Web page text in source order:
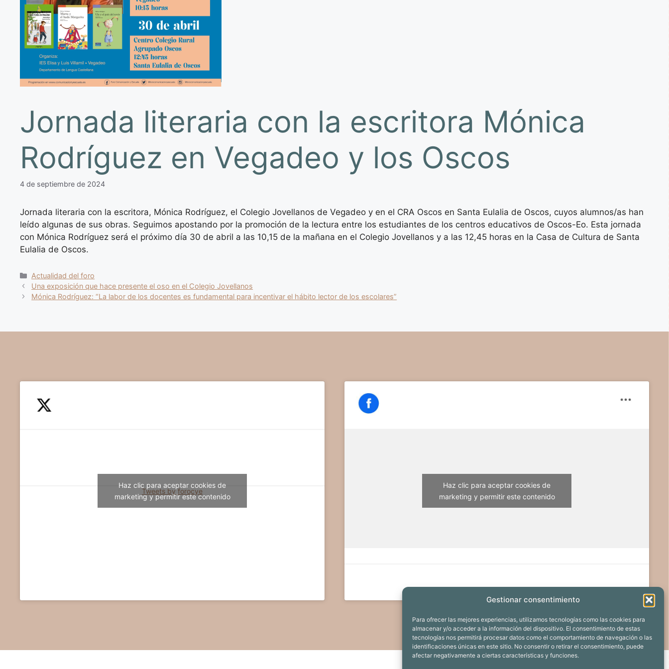
Gestionar consentimiento
Para ofrecer las mejores experiencias, utilizamos tecnologías como las cookies para
almacenar y/o acceder a la información del dispositivo. El consentimiento de estas
tecnologías nos permitirá procesar datos como el comportamiento de navegación o las
identificaciones únicas en este sitio. No consentir o retirar el consentimiento, puede
afectar negativamente a ciertas características y funciones.
Jornada literaria con la escritora Mónica
Rodríguez en Vegadeo y los Oscos
4 de septiembre de 2024
Jornada literaria con la escritora, Mónica Rodríguez, el Colegio Jovellanos de Vegadeo y en el CRA Oscos en Santa Eulalia de Oscos, cuyos alumnos/as han
leído algunas de sus obras. Seguimos apostando por la promoción de la lectura entre los estudiantes de los centros educativos de Oscos-Eo. Esta jornada
con Mónica Rodríguez será el próximo día 30 de abril a las 10,15 de la mañana en el Colegio Jovellanos y a las 12,45 horas en la Casa de Cultura de Santa
Eulalia de Oscos.
Categorías
Actualidad del foro
Una exposición que hace presente el oso en el Colegio Jovellanos
Mónica Rodríguez: “La labor de los docentes es fundamental para incentivar el hábito lector de los escolares”
Tweets by forocye
Haz clic para aceptar cookies de
marketing y permitir este contenido
Haz clic para aceptar cookies de
marketing y permitir este contenido